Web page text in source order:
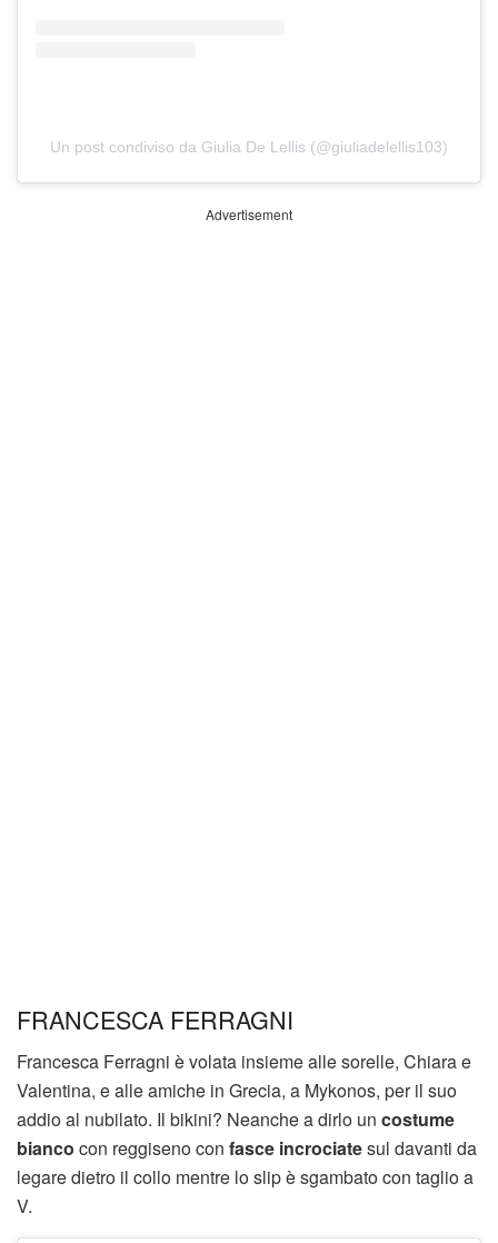
Un post condiviso da Giulia De Lellis (@giuliadelellis103)
Advertisement
FRANCESCA FERRAGNI
Francesca Ferragni è volata insieme alle sorelle, Chiara e
Valentina, e alle amiche in Grecia, a Mykonos, per il suo
addio al nubilato. Il bikini? Neanche a dirlo un costume
bianco con reggiseno con fasce incrociatesul davanti da
legare dietro il collo mentre lo slip è sgambato con taglio a
V.